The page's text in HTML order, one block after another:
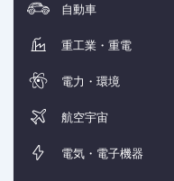
自動車
重工業・重電
電力・環境
航空宇宙
電気・電子機器